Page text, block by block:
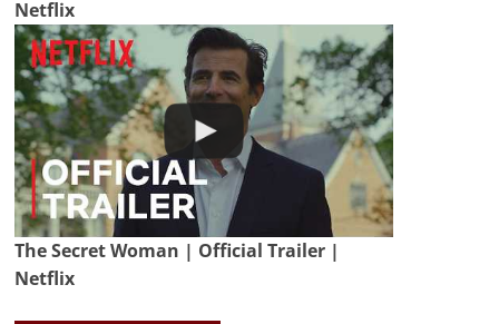
Netflix
The Secret Woman | Official Trailer |
Netflix